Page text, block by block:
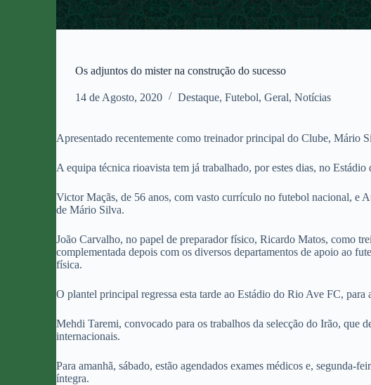
Os adjuntos do mister na construção do sucesso
14 de Agosto, 2020 Destaque,Futebol,Geral,Notícias
Apresentado recentemente como treinador principal do Clube, Mário
A equipa técnica rioavista tem já trabalhado, por estes dias, no
Victor Maçãs, de 56 anos, com vasto currículo no futebol nacional, e
de Mário Silva.
João Carvalho, no papel de preparador físico, Ricardo Matos, como
complementada depois com os diversos departamentos de apoio ao
física.
O plantel principal regressa esta tarde ao Estádio do Rio Ave FC,
Mehdi Taremi, convocado para os trabalhos da selecção do Irão, que
internacionais.
Para amanhã, sábado, estão agendados exames médicos e,
íntegra.